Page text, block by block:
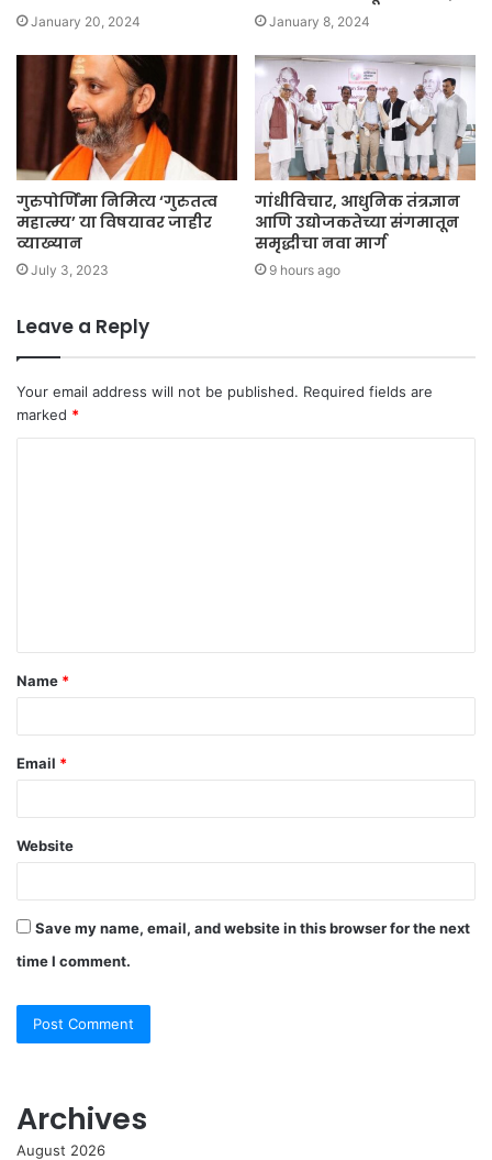
January 20, 2024 January 8, 2024
गुरुपोर्णिमा निमित्य ‘गुरुतत्व
महात्म्य’ या विषयावर जाहीर
व्याख्यान
July 3, 2023
गांधीविचार, आधुनिक तंत्रज्ञान
आणि उद्योजकतेच्या संगमातून
समृद्धीचा नवा मार्ग
9 hours ago
Leave a Reply
Your email address will not be published. Required fields are
marked *
t
*
Name *
Email *
Website
Save my name, email, and website in this browser for the next
time I comment.
Archives
August 2026